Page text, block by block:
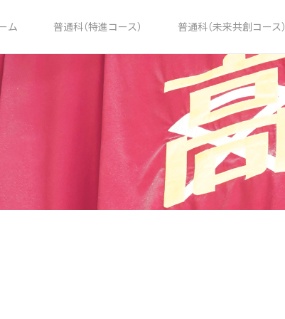
ム 普通科（特進コース） 普通科（未来共創コース）